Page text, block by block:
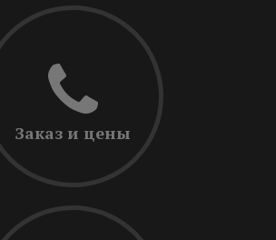
Заказ и цены